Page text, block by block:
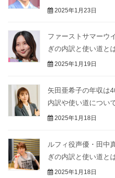
2025年1月23日
ファーストサマーウ
ぎの内訳と使い道と
2025年1月19日
矢田亜希子の年収は
内訳や使い道につい
2025年1月18日
ルフィ役声優・田中
ぎの内訳と使い道と
2025年1月18日